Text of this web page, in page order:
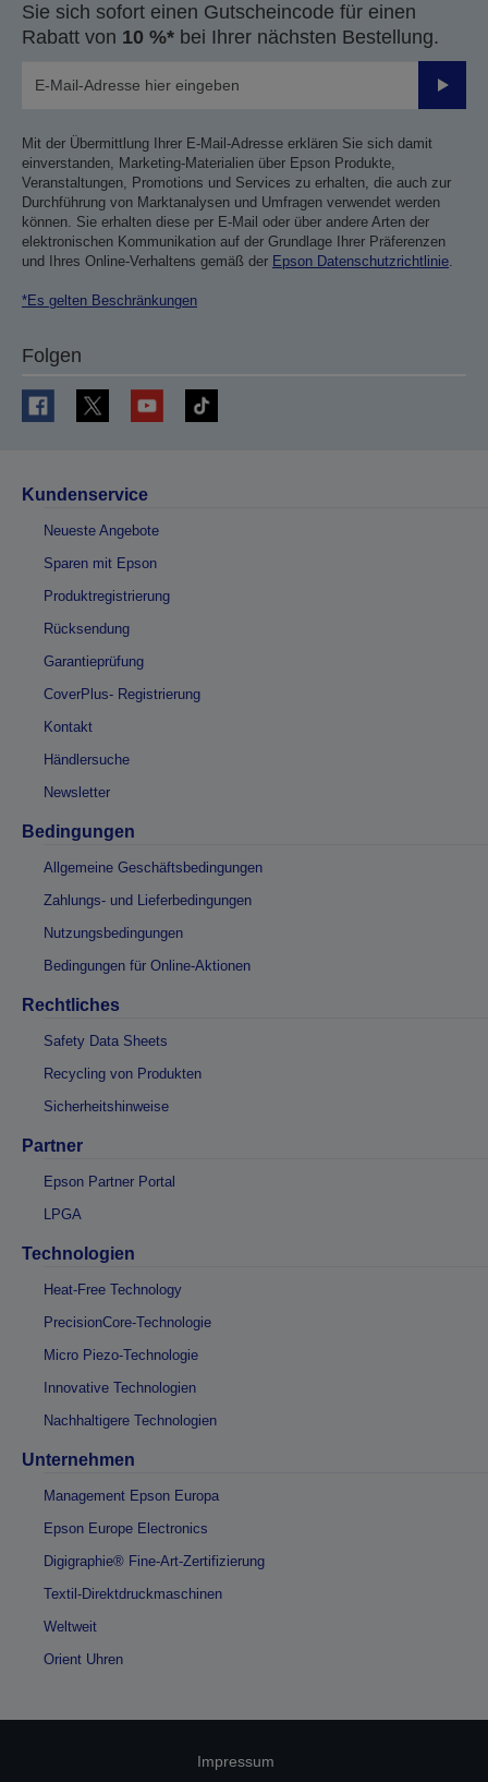
Sie sich sofort einen Gutscheincode für einen
Rabatt von 10 %* bei Ihrer nächsten Bestellung.
Mit der Übermittlung Ihrer E-Mail-Adresse erklären Sie sich damit
einverstanden, Marketing-Materialien über Epson Produkte,
Veranstaltungen, Promotions und Services zu erhalten, die auch zur
Durchführung von Marktanalysen und Umfragen verwendet werden
können. Sie erhalten diese per E-Mail oder über andere Arten der
elektronischen Kommunikation auf der Grundlage Ihrer Präferenzen
und Ihres Online-Verhaltens gemäß der Epson Datenschutzrichtlinie.
*Es gelten Beschränkungen
Folgen
Kundenservice
Neueste Angebote
Sparen mit Epson
Produktregistrierung
Rücksendung
Garantieprüfung
CoverPlus- Registrierung
Kontakt
Händlersuche
Newsletter
Bedingungen
Allgemeine Geschäftsbedingungen
Zahlungs- und Lieferbedingungen
Nutzungsbedingungen
Bedingungen für Online-Aktionen
Rechtliches
Safety Data Sheets
Recycling von Produkten
Sicherheitshinweise
Partner
Epson Partner Portal
LPGA
Technologien
Heat-Free Technology
PrecisionCore-Technologie
Micro Piezo-Technologie
Innovative Technologien
Nachhaltigere Technologien
Unternehmen
Management Epson Europa
Epson Europe Electronics
Digigraphie® Fine-Art-Zertifizierung
Textil-Direktdruckmaschinen
Weltweit
Orient Uhren
Impressum